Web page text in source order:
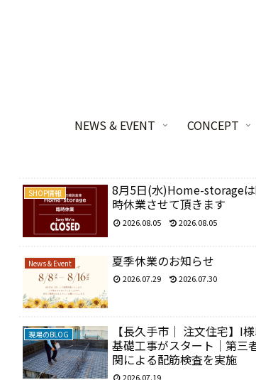
NEWS & EVENT CONCEPT
SHOP情報
8月5日(水)Home-storage
時休業させて頂きます
2026.08.05 2026.08.05
News & Event 夏季休業のお知らせ
2026.07.29 2026.07.30
現場のBLOG
【長久手市｜ 注文住宅】I
基礎工事がスタート｜第三
関による配筋検査を実施
2026.07.19